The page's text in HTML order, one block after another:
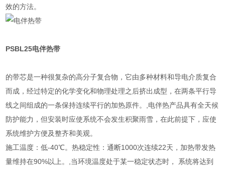
效的方法。
PSBL25电伴热带
的带芯是一种很复杂的高分子复合物，它由多种材料和导电介质复合
而成，经过特定的化学变化和物理处理之后挤出成型，在两条平行导
线之间组成的一条保持连续平行的加热原件。,电伴热产品具有全天候
防护能力，但安装时应使系统不会发生积聚雨雪，在此前提下，应使
系统维护方便及整齐和美观。
施工温度：低-40℃。热稳定性：通断1000次连续22天，加热带发热
量维持在90%以上。,当环境温度处于某一稳定状态时， 系统将达到